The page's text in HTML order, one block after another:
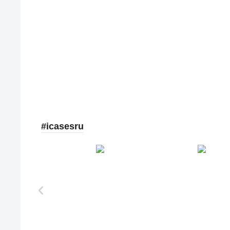
#icasesru